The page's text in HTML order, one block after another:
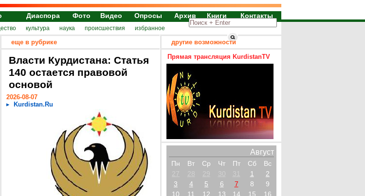
Диаспора Фото Видео Опросы Архив Книги Контакты
культура наука происшествия избранное
еще в рубрике
Власти Курдистана: Статья
140 остается правовой
основой
2026-08-07
Kurdistan.Ru
другие возможности
Прямая трансляция KurdistanTV
Август
Пн Вт Ср Чт Пт Сб
Вс
27
28 29 30 31 1
2
3
4 5 6 7 8
9
10
11 12 13 14 15
16